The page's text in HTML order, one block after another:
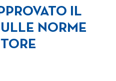
IL
NORME